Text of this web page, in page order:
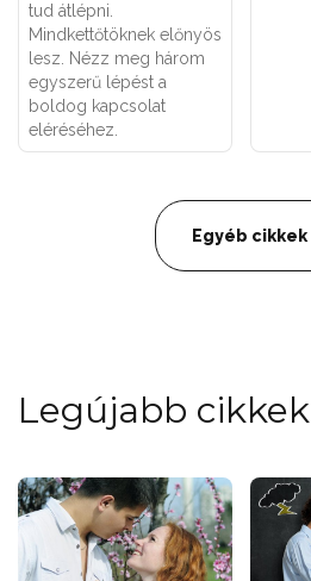
tud átlépni.
Mindkettőtöknek előnyös
lesz. Nézz meg három
egyszerű lépést a
boldog kapcsolat
eléréséhez.
Egyéb cikkek
Legújabb cikkek